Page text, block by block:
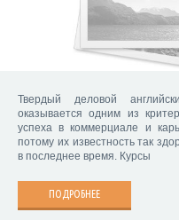
Твердый деловой
оказывается одним из
успеха в коммерциале и
потому их известность так
в последнее время. Курсы
ПОДРОБНЕЕ